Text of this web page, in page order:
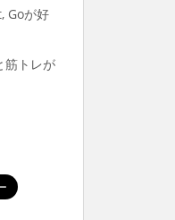
Goが好
筋トレが